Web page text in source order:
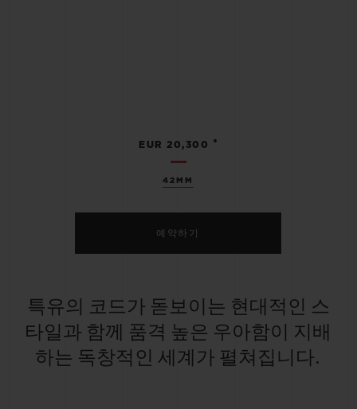
42MM
EUR 20,300 •
예약하기
특유의 코드가 돋보이는 현대적인 스
타일과 함께 품격 높은 우아함이 지배
하는 독창적인 세계가 펼쳐집니다.